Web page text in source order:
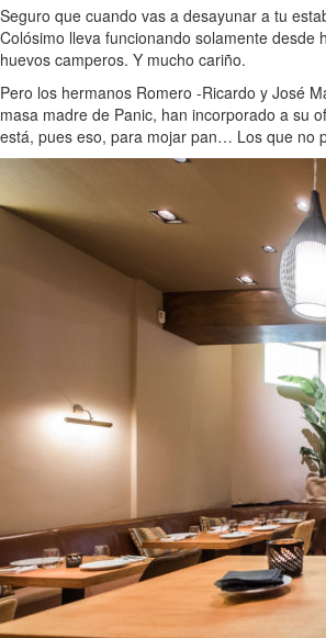
Seguro que cuando vas a desayunar a tu
Colósimo lleva funcionando solamente
huevos camperos. Y mucho cariño.
Pero los hermanos Romero -Ricardo y José
masa madre de Panic, han incorporado a su
está, pues eso, para mojar pan… Los que no